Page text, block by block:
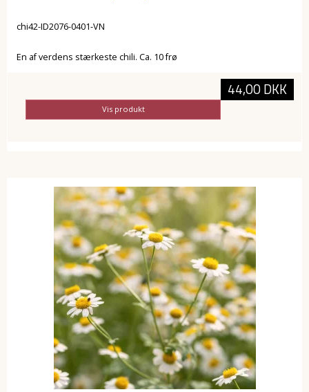
chi42-ID2076-0401-VN
En af verdens stærkeste chili. Ca. 10 frø
44,00 DKK
Vis produkt